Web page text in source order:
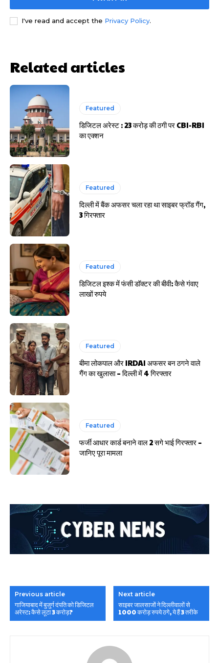
हर खाते के बदले मिलते थे 20 से 25 हजार
I've read and accept the Privacy Policy.
Related articles
Featured
डिजिटल अरेस्ट : 23 करोड़ की ठगी पर CBI-RBI
का एक्शन
Featured
दिल्ली में बैंक अफसर चला रहा था साइबर फ्रॉड गैंग,
3 गिरफ्तार
Featured
डिजिटल इश्क में फंसी डॉक्टर की बीवी: कैसे गंवाए
लाखों रुपये
Featured
बीमा लोकपाल और IRDAI अफसर बन ठगने वाले
गैंग का खुलासा – दिल्ली में 4 गिरफ्तार
Featured
फर्जी आधार कार्ड बनाने वाल 2 सगे भाई गिरफ्तार –
जानिए पूरा मामला
Previous article
गाजियाबाद में बुजुर्ग दंपति को डिजिटल
अरेस्ट: कैसे लूटा 3 करोड़?
Next article
साइबर जालसाजों ने दिल्लीवालों से
1000 करोड़ रुपये ठगे, ये हैं 3 तरीके